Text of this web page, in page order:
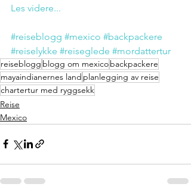
Les videre...
#reiseblogg #mexico #backpackere
#reiselykke #reiseglede #mordattertur
reiseblogg blogg om mexicobackpackere
mayaindianernes land planlegging av reise
chartertur med ryggsekk
Reise
Mexico